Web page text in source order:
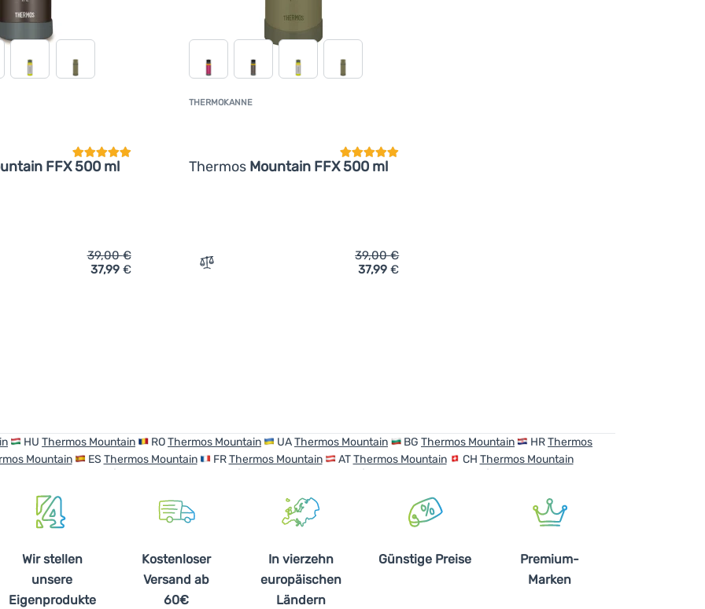
FFX 500 ml
'Thermokanne Thermos Mountain FFX 500 ml' hinzufügen
39,00€
37,99 €
THERMOKANNE
Thermos Mountain FFX 500 ml
Zum Vergleich 'Thermokanne Thermos Mountain FFX 500 ml' hinzufügen
39,00€
37,99€
HU Thermos Mountain ROThermos Mountain UAThermos Mountain BG Thermos Mountain HRThermos
Mountain ES Thermos Mountain FRThermos Mountain ATThermos Mountain CH Thermos Mountain
Wir stellen
unsere
Eigenprodukte
Kostenloser
Versand ab
60€
In vierzehn
europäischen
Ländern
Günstige Preise
Premium-
Marken